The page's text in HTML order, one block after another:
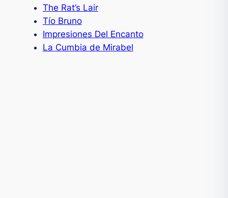
The Rat’s Lair
Tío Bruno
Impresiones Del Encanto
La Cumbia de Mirabel